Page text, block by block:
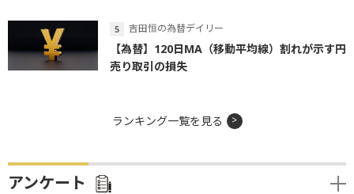
吉田恒の為替デイリー
【為替】120日MA（移動平均線）割れが示す円
売り取引の損失
ランキング一覧を見る
アンケート